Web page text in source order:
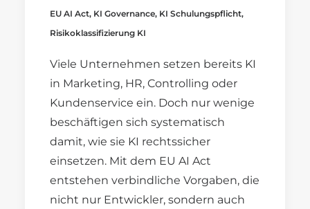
EU AI Act, KI Governance, KI Schulungspflicht,
Risikoklassifizierung KI
Viele Unternehmen setzen bereits KI
in Marketing, HR, Controlling oder
Kundenservice ein. Doch nur wenige
beschäftigen sich systematisch
damit, wie sie KI rechtssicher
einsetzen. Mit dem EU AI Act
entstehen verbindliche Vorgaben, die
nicht nur Entwickler, sondern auch